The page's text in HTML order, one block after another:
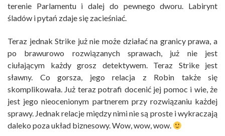
terenie Parlamentu i dalej do pewnego dworu. Labirynt
śladów i pytań zdaje się zacieśniać.
Teraz jednak Strike już nie może działać na granicy prawa, a
po brawurowo rozwiązanych sprawach, już nie jest
ciułającym każdy grosz detektywem. Teraz Strike jest
sławny. Co gorsza, jego relacja z Robin także się
skomplikowała. Już teraz potrafi docenić jej pomoc i wie, że
jest jego nieocenionym partnerem przy rozwiązaniu każdej
sprawy. Jednak relacje między nimi nie są proste i wykraczają
daleko poza układ biznesowy. Wow, wow, wow.